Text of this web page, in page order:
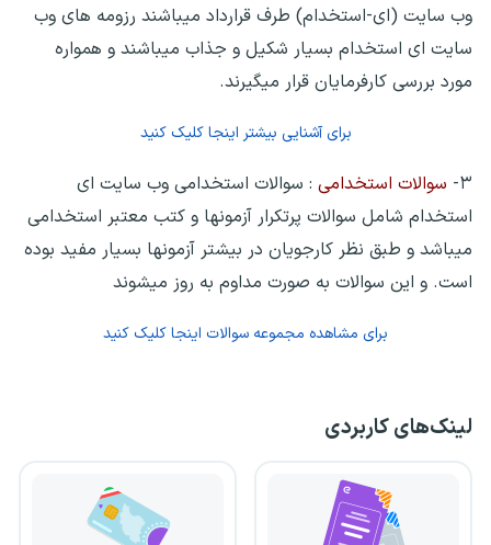
وب سایت (ای-استخدام) طرف قرارداد میباشند رزومه های وب
سایت ای استخدام بسیار شکیل و جذاب میباشند و همواره
مورد بررسی کارفرمایان قرار میگیرند.
برای آشنایی بیشتر اینجا کلیک کنید
۳- سوالات استخدامی : سوالات استخدامی وب سایت ای
استخدام شامل سوالات پرتکرار آزمونها و کتب معتبر استخدامی
میباشد و طبق نظر کارجویان در بیشتر آزمونها بسیار مفید بوده
است. و این سوالات به صورت مداوم به روز میشوند
برای مشاهده مجموعه سوالات اینجا کلیک کنید
لینک‌های کاربردی